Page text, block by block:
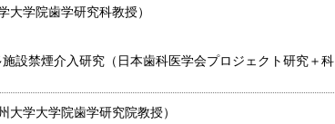
学院歯学研究科教授）
設禁煙介入研究（日本歯科医学会プロジェクト研究＋科
学大学院歯学研究院教授）